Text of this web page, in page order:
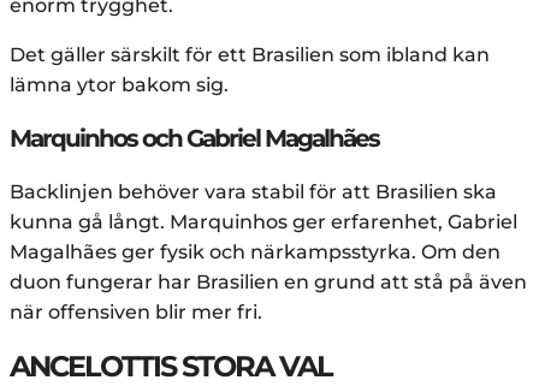
enorm trygghet.
Det gäller särskilt för ett Brasilien som ibland kan
lämna ytor bakom sig.
Marquinhos och Gabriel Magalhães
Backlinjen behöver vara stabil för att Brasilien ska
kunna gå långt. Marquinhos ger erfarenhet, Gabriel
Magalhães ger fysik och närkampsstyrka. Om den
duon fungerar har Brasilien en grund att stå på även
när offensiven blir mer fri.
ANCELOTTIS STORA VAL